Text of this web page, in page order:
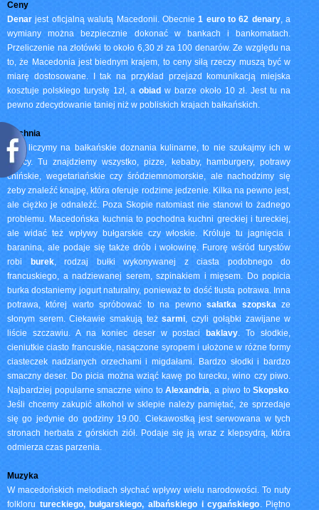
Ceny
Denarjest oficjalną walutą Macedonii. Obecnie1 euro to 62 denary, a
wymiany można bezpiecznie dokonać w bankach i bankomatach.
Przeliczenie na złotówki to około 6,30 zł za 100 denarów. Ze względu na
to, że Macedonia jest biednym krajem, to ceny siłą rzeczy muszą być w
miarę dostosowane. I tak na przykład przejazd komunikacją miejska
kosztuje polskiego turystę 1zł, aobiad w barze około 10 zł. Jest tu na
pewno zdecydowanie taniej niż w pobliskich krajach bałkańskich.
Kuchnia
Jeśli liczymy na bałkańskie doznania kulinarne, to nie szukajmy ich w
stolicy. Tu znajdziemy wszystko, pizze, kebaby, hamburgery, potrawy
chińskie, wegetariańskie czy śródziemnomorskie, ale nachodzimy się
żeby znaleźć knajpę, która oferuje rodzime jedzenie. Kilka na pewno jest,
ale ciężko je odnaleźć. Poza Skopie natomiast nie stanowi to żadnego
problemu. Macedońska kuchnia to pochodna kuchni greckiej i tureckiej,
ale widać też wpływy bułgarskie czy włoskie. Króluje tu jagnięcia i
baranina, ale podaje się także drób i wołowinę. Furorę wśród turystów
robi burek, rodzaj bułki wykonywanej z ciasta podobnego do
francuskiego, a nadziewanej serem, szpinakiem i mięsem. Do popicia
burka dostaniemy jogurt naturalny, ponieważ to dość tłusta potrawa. Inna
potrawa, której warto spróbować to na pewnosałatka szopskaze
słonym serem. Ciekawie smakują teżsarmi, czyli gołąbki zawijane w
liście szczawiu. A na koniec deser w postacibaklavy. To słodkie,
cieniutkie ciasto francuskie, nasączone syropem i ułożone w różne formy
ciasteczek nadzianych orzechami i migdałami. Bardzo słodki i bardzo
smaczny deser. Do picia można wziąć kawę po turecku, wino czy piwo.
Najbardziej popularne smaczne wino toAlexandria, a piwo toSkopsko.
Jeśli chcemy zakupić alkohol w sklepie należy pamiętać, że sprzedaje
się go jedynie do godziny 19.00. Ciekawostką jest serwowana w tych
stronach herbata z górskich ziół. Podaje się ją wraz z klepsydrą, która
odmierza czas parzenia.
Muzyka
W macedońskich melodiach słychać wpływy wielu narodowości. To nuty
folkloru tureckiego, bułgarskiego, albańskiego i cygańskiego. Piętno